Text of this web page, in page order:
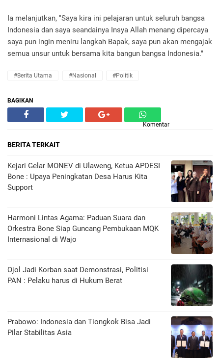
Ia melanjutkan, "Saya kira ini pelajaran untuk seluruh bangsa
Indonesia dan saya seandainya Insya Allah menang dipercaya
saya pun ingin meniru langkah Bapak, saya pun akan mengajak
semua unsur untuk bersama kita bangun bangsa Indonesia."
#Berita Utama #Nasional #Politik
BAGIKAN
Komentar
BERITA TERKAIT
Kejari Gelar MONEV di Ulaweng, Ketua APDESI
Bone : Upaya Peningkatan Desa Harus Kita
Support
Harmoni Lintas Agama: Paduan Suara dan
Orkestra Bone Siap Guncang Pembukaan MQK
Internasional di Wajo
Ojol Jadi Korban saat Demonstrasi, Politisi
PAN : Pelaku harus di Hukum Berat
Prabowo: Indonesia dan Tiongkok Bisa Jadi
Pilar Stabilitas Asia